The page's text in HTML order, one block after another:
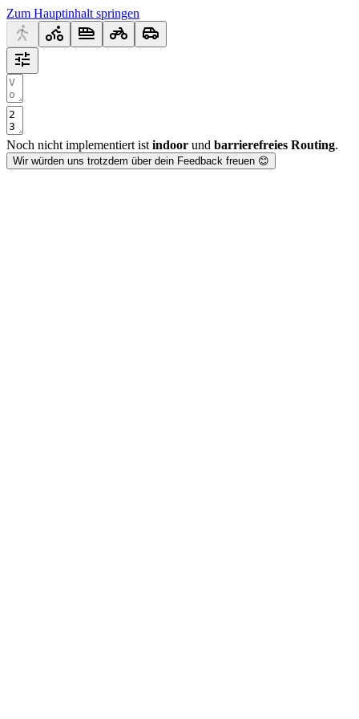
Zum Hauptinhalt springen
Noch nicht implementiert ist indoor und barrierefreies Routing.
Wir würden uns trotzdem über dein Feedback freuen 😊